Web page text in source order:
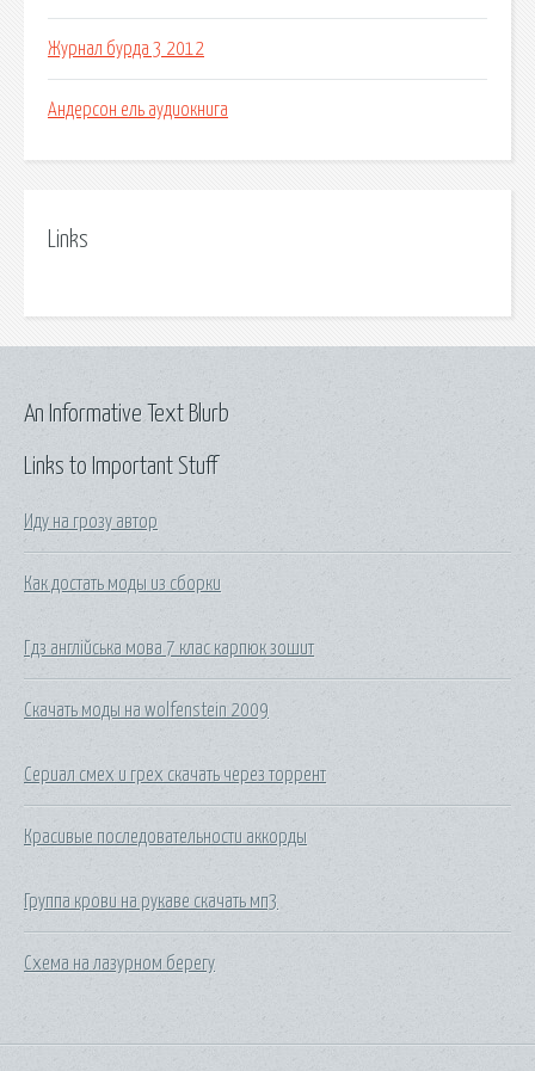
Журнал бурда 3 2012
Андерсон ель аудиокнига
Links
Links to Important Stuff
Иду на грозу автор
Как достать моды из сборки
Гдз англійська мова 7 клас карпюк зошит
Скачать моды на wolfenstein 2009
Сериал смех и грех скачать через торрент
Красивые последовательности аккорды
Группа крови на рукаве скачать мп3
Схема на лазурном берегу
An Informative Text Blurb